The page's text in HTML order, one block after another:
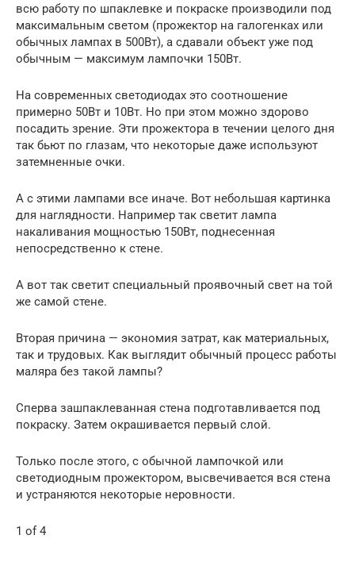
всю работу по шпаклевке и покраске производили под
максимальным светом (прожектор на галогенках или
обычных лампах в 500Вт), а сдавали объект уже под
обычным — максимум лампочки 150Вт.
На современных светодиодах это соотношение
примерно 50Вт и 10Вт. Но при этом можно здорово
посадить зрение. Эти прожектора в течении целого дня
так бьют по глазам, что некоторые даже используют
затемненные очки.
А с этими лампами все иначе. Вот небольшая картинка
для наглядности. Например так светит лампа
накаливания мощностью 150Вт, поднесенная
непосредственно к стене.
А вот так светит специальный проявочный свет на той
же самой стене.
Вторая причина — экономия затрат, как материальных,
так и трудовых. Как выглядит обычный процесс работы
маляра без такой лампы?
Сперва зашпаклеванная стена подготавливается под
покраску. Затем окрашивается первый слой.
Только после этого, с обычной лампочкой или
светодиодным прожектором, высвечивается вся стена
и устраняются некоторые неровности.
1 of 4